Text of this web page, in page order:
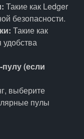
Такие как Ledger
безопасности.
Такие как
(если
выберите
пулы